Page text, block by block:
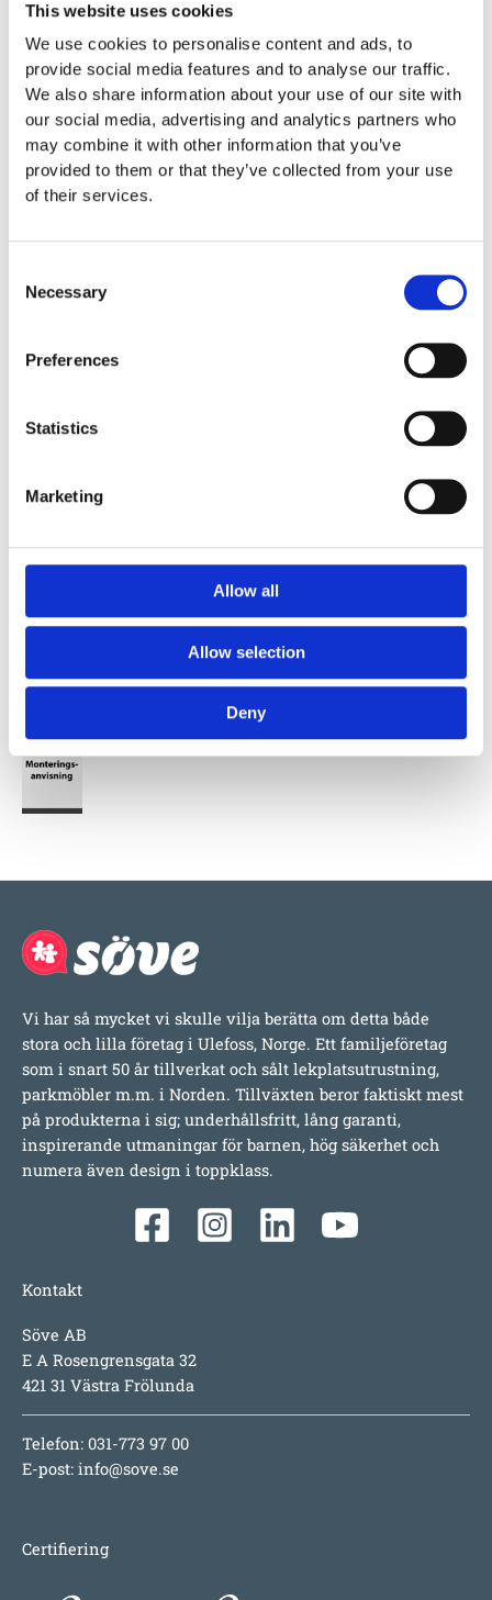
This website uses cookies
We use cookies to personalise content and ads, to
provide social media features and to analyse our traffic.
We also share information about your use of our site with
our social media, advertising and analytics partners who
may combine it with other information that you’ve
provided to them or that they’ve collected from your use
of their services.
Selection
Necessary
Preferences
Statistics
Marketing
Allow all
Allow selection
Deny
OBS: För att bibehålla fallhöjden måste mattorna lyftas fria
från marken minst en gång per år för att behålla sin
stötdämpande effekt.
Pris per m2
Minimum volym för beställning av
Lägg till i offertförfrågan
1,5 x 1,0 x 0,022 m
på hemsidan.
Vi har så mycket vi skulle vilja berätta om detta både
stora och lilla företag i Ulefoss, Norge. Ett familjeföretag
som i snart 50 år tillverkat och sålt lekplatsutrustning,
parkmöbler m.m. i Norden. Tillväxten beror faktiskt mest
på produkterna i sig; underhållsfritt, lång garanti,
inspirerande utmaningar för barnen, hög säkerhet och
numera även design i toppklass.
Kontakt
Söve AB
E A Rosengrensgata 32
421 31 Västra Frölunda
Telefon: 031-773 97 00
E-post: info@sove.se
Certifiering